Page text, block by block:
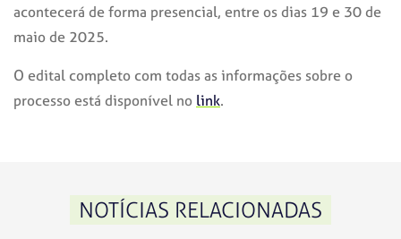
acontecerá de forma presencial, entre os dias 19 e 30 de
maio de 2025.
O edital completo com todas as informações sobre o
processo está disponível no link.
NOTÍCIAS RELACIONADAS